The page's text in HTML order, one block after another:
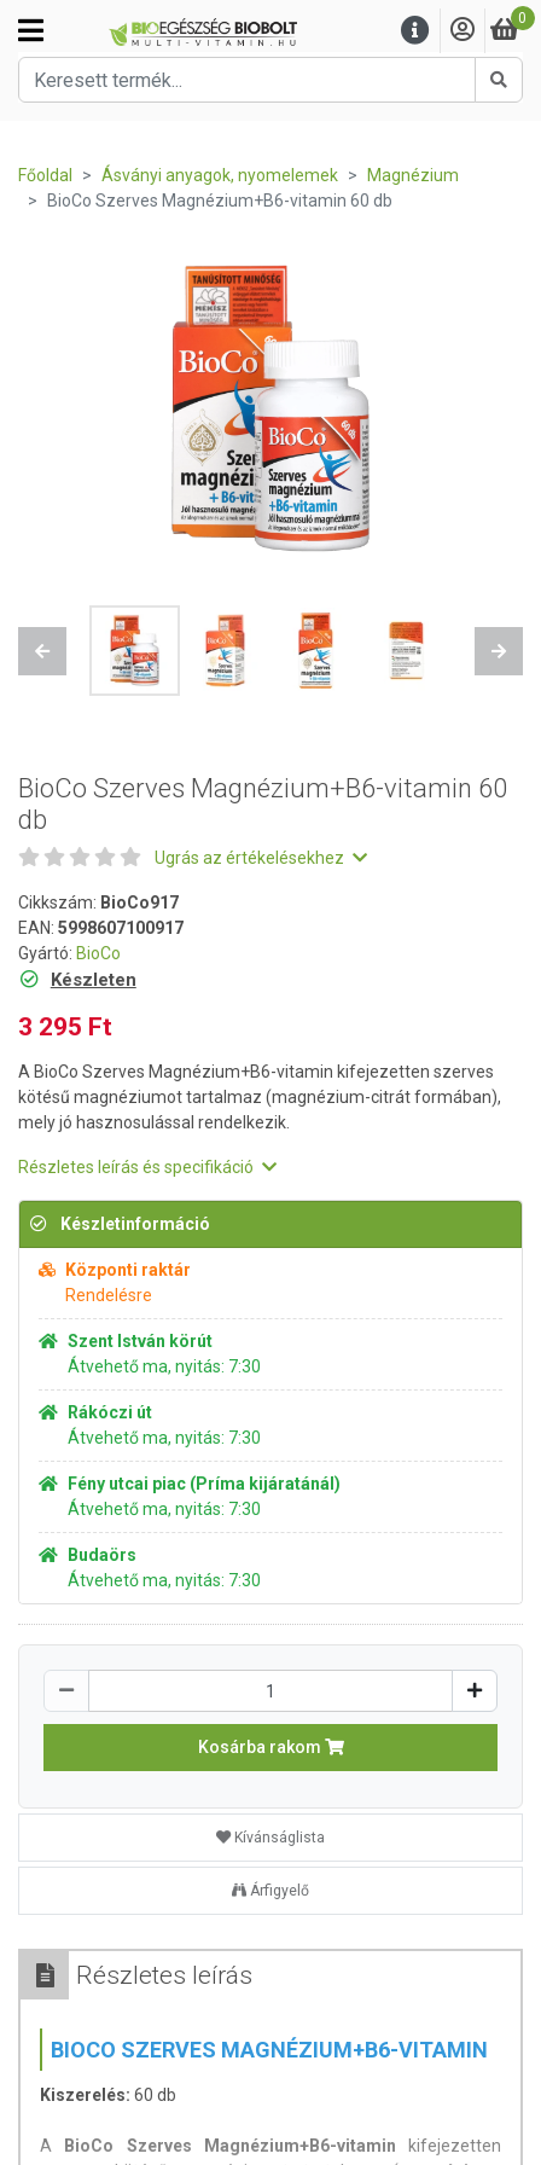
0
Főoldal Ásványi anyagok, nyomelemek
Magnézium
BioCo Szerves Magnézium+B6-vitamin 60 db
Previous Next
BioCo Szerves Magnézium+B6-vitamin 60
db
Ugrás az értékelésekhez
Cikkszám: BioCo917
EAN: 5998607100917
Gyártó: BioCo
Készleten
3 295 Ft
A BioCo Szerves Magnézium+B6-vitamin kifejezetten szerves
kötésű magnéziumot tartalmaz (magnézium-citrát formában),
mely jó hasznosulással rendelkezik.
Részletes leírás és specifikáció
Készletinformáció
Központi raktár
Rendelésre
Szent István körút
Átvehető ma, nyitás: 7:30
Rákóczi út
Átvehető ma, nyitás: 7:30
Fény utcai piac (Príma kijáratánál)
Átvehető ma, nyitás: 7:30
Budaörs
Átvehető ma, nyitás: 7:30
Kosárba rakom
Kívánságlista
Árfigyelő
Részletes leírás
BIOCO SZERVES MAGNÉZIUM+B6-VITAMIN
Kiszerelés: 60 db
A BioCo Szerves Magnézium+B6-vitamin kifejezetten